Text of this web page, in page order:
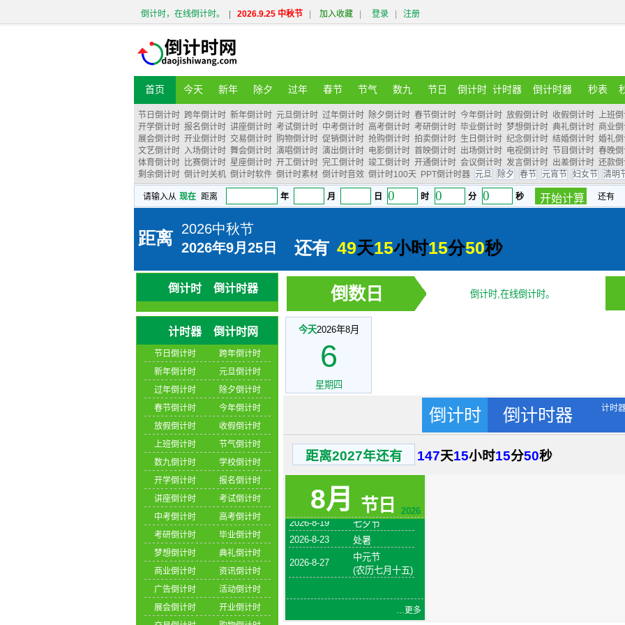
倒计时，在线倒计时。 2026.9.25 中秋节 加入收藏 登录 注册
首页 今天 新年 除夕 过年 春节 节气 数九 节日 倒计时 计时器 倒计时器 秒表
节日倒计时 跨年倒计时 新年倒计时 元旦倒计时 过年倒计时 除夕倒计时 春节倒计时 今年倒计时 放假倒计时 收假倒计时 上班
开学倒计时 报名倒计时 讲座倒计时 考试倒计时 中考倒计时 高考倒计时 考研倒计时 毕业倒计时 梦想倒计时 典礼倒计时 商业
展会倒计时 开业倒计时 交易倒计时 购物倒计时 促销倒计时 抢购倒计时 拍卖倒计时 生日倒计时 纪念倒计时 结婚倒计时 婚礼
文艺倒计时 入场倒计时 舞会倒计时 演唱倒计时 演出倒计时 电影倒计时 首映倒计时 出场倒计时 电视倒计时 节目倒计时 春晚
体育倒计时 比赛倒计时 星座倒计时 开工倒计时 完工倒计时 竣工倒计时 开通倒计时 会议倒计时 发言倒计时 出差倒计时 还款
剩余倒计时 倒计时关机 倒计时软件 倒计时素材 倒计时音效 倒计时100天 PPT倒计时器 元旦 除夕 春节 元宵节 妇女节 清明
倒计时 倒计时器
计时器 倒计时网
节日倒计时
跨年倒计时
新年倒计时
元旦倒计时
过年倒计时
除夕倒计时
春节倒计时
今年倒计时
放假倒计时
收假倒计时
上班倒计时
节气倒计时
数九倒计时
学校倒计时
开学倒计时
报名倒计时
讲座倒计时
考试倒计时
中考倒计时
高考倒计时
考研倒计时
毕业倒计时
梦想倒计时
典礼倒计时
商业倒计时
资讯倒计时
广告倒计时
活动倒计时
展会倒计时
开业倒计时
倒数日 倒计时,在线倒计时。
今天2026年8月
6
星期四
倒计时 倒计时器 计时
距离2027年还有 147天15小时15分49秒
8月 节日 2026
2026-8-1 建军节
2026-8-6
火把节
(农历六月二十
四)
2026-8-7
立秋
2026-8-19
七夕节
2026-8-23
处暑
2026-8-27
中元节
(农历七月十五)
…更多